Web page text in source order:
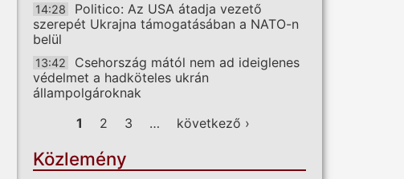
14:28
Politico: Az USA átadja vezető
szerepét Ukrajna támogatásában a NATO-n
belül
13:42
Csehország mától nem ad ideiglenes
védelmet a hadköteles ukrán
állampolgároknak
Oldalak
1 2 3 … következő ›
Közlemény